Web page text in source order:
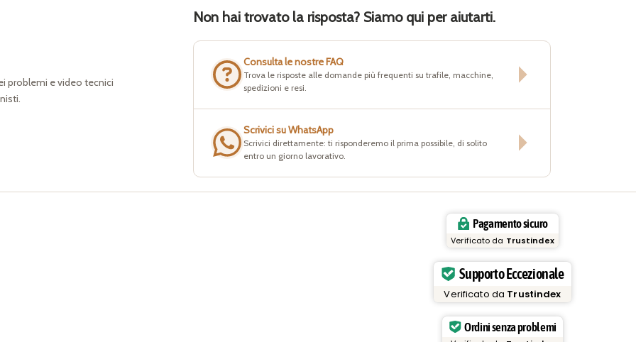
problemi e video tecnici
Non hai trovato la risposta? Siamo qui per aiutarti.
Consulta le nostre FAQ
Trova le risposte alle domande più frequenti su trafile, macchine,
spedizioni e resi.
Scrivici su WhatsApp
Scrivici direttamente: ti risponderemo il prima possibile, di solito
entro un giorno lavorativo.
Pagamento sicuro
Verificato da Trustindex
Supporto Eccezionale
Verificato da Trustindex
Ordini senza problemi